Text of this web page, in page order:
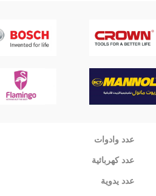
عدد وادوات
عدد كهربائية
عدد يدوية